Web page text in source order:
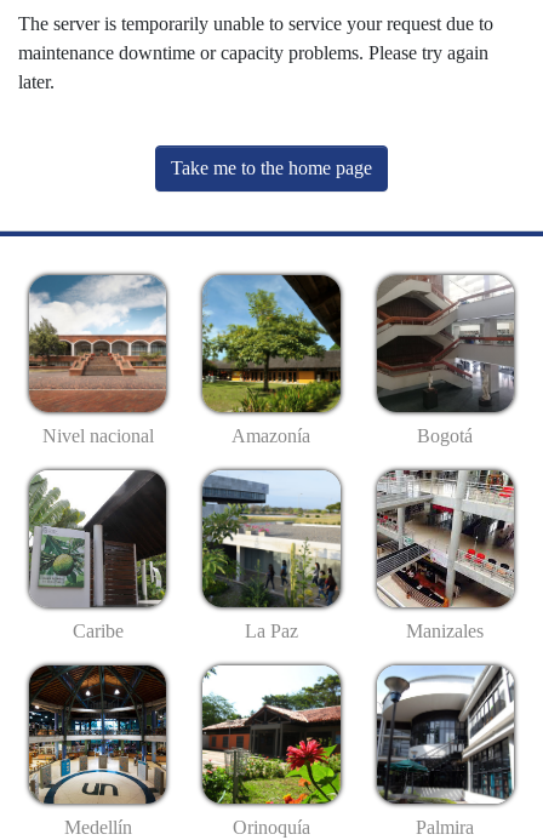
The server is temporarily unable to service your request due to
maintenance downtime or capacity problems. Please try again
later.
Take me to the home page
Nivel nacional Amazonía Bogotá
Caribe La Paz Manizales
Medellín Orinoquía Palmira